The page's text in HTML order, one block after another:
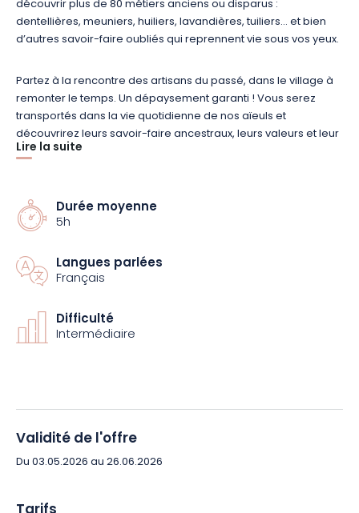
découvrir plus de 80 métiers anciens ou disparus :
dentellières, meuniers, huiliers, lavandières, tuiliers… et bien
d’autres savoir-faire oubliés qui reprennent vie sous vos yeux.
Partez à la rencontre des artisans du passé, dans le village à
remonter le temps. Un dépaysement garanti ! Vous serez
transportés dans la vie quotidienne de nos aïeuls et
découvrirez leurs savoir-faire ancestraux, leurs valeurs et leur
passion à transmettre et à partager.
de 80 vieux métiers anciens ou disparus qui reprennent vie
devant vous.
Une véritable aventure à vivre en « famille ou entre amis »
dans la joie et la bonne humeur, un moment d’échanges et de
Une expérience unique qui émerveillera petits et grands !
Lire la suite
Durée moyenne
5h
Langues parlées
Français
Difficulté
Intermédiaire
Validité de l'offre
Du 03.05.2026 au 26.06.2026